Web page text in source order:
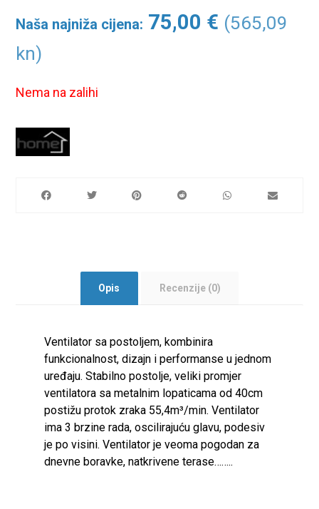
Naša najniža cijena: 75,00 € (565,09
kn)
Nema na zalihi
Opis Recenzije (0)
Ventilator sa postoljem, kombinira
funkcionalnost, dizajn i performanse u jednom
uređaju. Stabilno postolje, veliki promjer
ventilatora sa metalnim lopaticama od 40cm
postižu protok zraka 55,4m³/min. Ventilator
ima 3 brzine rada, oscilirajuću glavu, podesiv
je po visini. Ventilator je veoma pogodan za
dnevne boravke, natkrivene terase……..